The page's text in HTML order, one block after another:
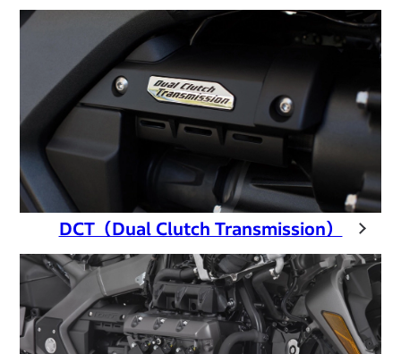
DCT（Dual Clutch Transmission）